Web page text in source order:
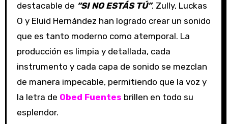
destacable de “SI NO ESTÁS TÚ”. Zully, Luckas
O y Eluid Hernández han logrado crear un sonido
que es tanto moderno como atemporal. La
producción es limpia y detallada, cada
instrumento y cada capa de sonido se mezclan
de manera impecable, permitiendo que la voz y
la letra de Obed Fuentes brillen en todo su
esplendor.